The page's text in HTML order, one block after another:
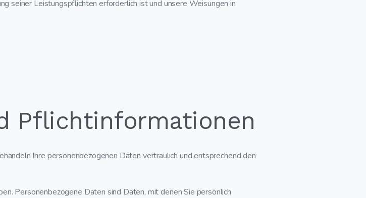
seiner Leistungspflichten erforderlich ist und unsere Weisungen in
Pflicht­informationen
Ihre personenbezogenen Daten vertraulich und entsprechend den
Personenbezogene Daten sind Daten, mit denen Sie persönlich